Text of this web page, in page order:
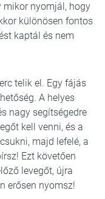
mikor nyomjál, hogy
különösen fontos
kaptál és nem
telik el. Egy fájás
A helyes
nagy segítségedre
kell venni, és a
majd lefelé, a
Ezt követően
levegőt, újra
erősen nyomsz!